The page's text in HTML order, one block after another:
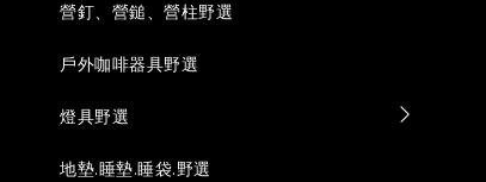
營釘、營鎚、營柱野選
戶外咖啡器具野選
燈具野選
地墊.睡墊.睡袋.野選